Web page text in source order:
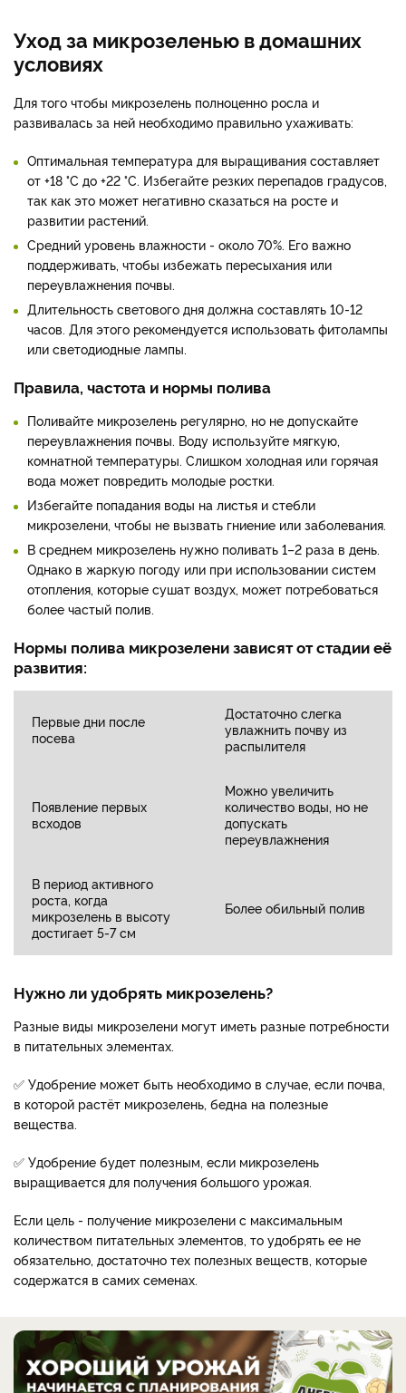
Уход за микрозеленью в домашних
условиях
Для того чтобы микрозелень полноценно росла и
развивалась за ней необходимо правильно ухаживать:
Оптимальная температура для выращивания составляет
от +18 °C до +22 °C. Избегайте резких перепадов градусов,
так как это может негативно сказаться на росте и
развитии растений.
Средний уровень влажности - около 70%. Его важно
поддерживать, чтобы избежать пересыхания или
переувлажнения почвы.
Длительность светового дня должна составлять 10-12
часов. Для этого рекомендуется использовать фитолампы
или светодиодные лампы.
Правила, частота и нормы полива
Поливайте микрозелень регулярно, но не допускайте
переувлажнения почвы. Воду используйте мягкую,
комнатной температуры. Слишком холодная или горячая
вода может повредить молодые ростки.
Избегайте попадания воды на листья и стебли
микрозелени, чтобы не вызвать гниение или заболевания.
В среднем микрозелень нужно поливать 1–2 раза в день.
Однако в жаркую погоду или при использовании систем
отопления, которые сушат воздух, может потребоваться
более частый полив.
Нормы полива микрозелени зависят от стадии её
развития:
Первые дни после
посева
Достаточно слегка
увлажнить почву из
распылителя
Появление первых
всходов
Можно увеличить
количество воды, но не
допускать
переувлажнения
В период активного
роста, когда
микрозелень в высоту
достигает 5-7 см
Более обильный полив
Нужно ли удобрять микрозелень?
Разные виды микрозелени могут иметь разные потребности
в питательных элементах.
✅ Удобрение может быть необходимо в случае, если почва,
в которой растёт микрозелень, бедна на полезные
вещества.
✅ Удобрение будет полезным, если микрозелень
выращивается для получения большого урожая.
Если цель - получение микрозелени с максимальным
количеством питательных элементов, то удобрять ее не
обязательно, достаточно тех полезных веществ, которые
содержатся в самих семенах.